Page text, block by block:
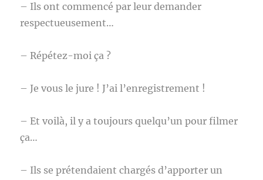
– Ils ont commencé par leur demander
respectueusement…
– Répétez-moi ça ?
– Je vous le jure ! J’ai l’enregistrement !
– Et voilà, il y a toujours quelqu’un pour filmer
ça…
– Ils se prétendaient chargés d’apporter un